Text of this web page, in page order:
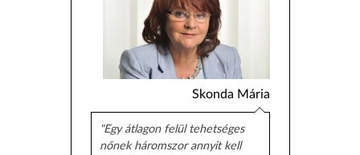
Skonda Mária
"Egy átlagon felül tehetséges
nőnek háromszor annyit kell